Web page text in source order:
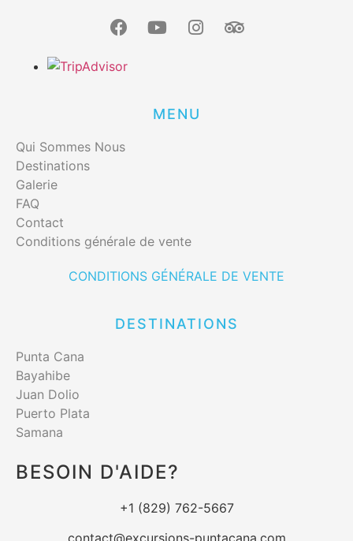
MENU
Qui Sommes Nous
Destinations
Galerie
FAQ
Contact
Conditions générale de vente
CONDITIONS GÉNÉRALE DE VENTE
DESTINATIONS
Punta Cana
Bayahibe
Juan Dolio
Puerto Plata
Samana
BESOIN D'AIDE?
+1 (829) 762-5667